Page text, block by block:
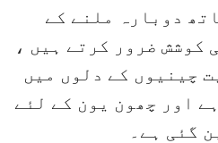
دوبارہ ملنے کے
کوشش ضرور کرتے ہیں ،
چینیوں کے دلوں میں
اور چھون یون کے لئے
گئی ہے۔